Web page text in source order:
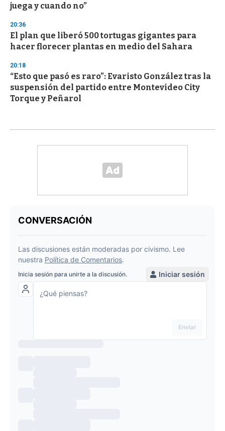
juega y cuando no”
20:36
El plan que liberó 500 tortugas gigantes para
hacer florecer plantas en medio del Sahara
20:18
“Esto que pasó es raro”: Evaristo González tras la
suspensión del partido entre Montevideo City
Torque y Peñarol